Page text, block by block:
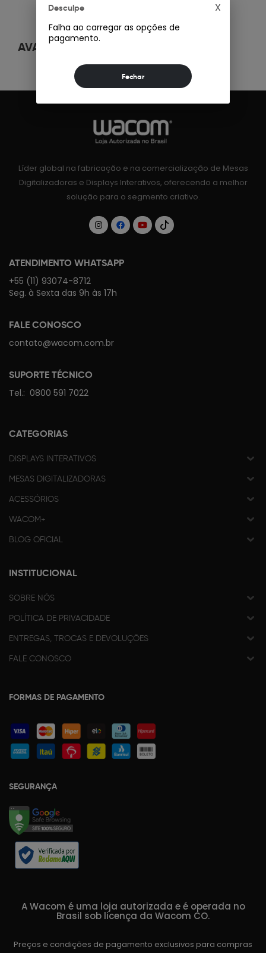
AVALIAÇÕES
Líder global na fabricação e na comercialização de Mesas
Digitalizadoras e Displays Interativos, oferecendo a melhor
solução para o segmento criativo.
ATENDIMENTO WHATSAPP
+55 (11) 93074-8712
Seg. à Sexta das 9h às 17h
FALE CONOSCO
contato@wacom.com.br
SUPORTE TÉCNICO
Tel.: 0800 591 7022
CATEGORIAS
DISPLAYS INTERATIVOS
MESAS DIGITALIZADORAS
ACESSÓRIOS
WACOM+
BLOG OFICIAL
INSTITUCIONAL
SOBRE NÓS
POLÍTICA DE PRIVACIDADE
ENTREGAS, TROCAS E DEVOLUÇÕES
FALE CONOSCO
FORMAS DE PAGAMENTO
SEGURANÇA
A Wacom é uma loja autorizada e é operada no
Brasil sob licença da Wacom CO.
Preços e condições de pagamento exclusivos para compras
Desculpe
Falha ao carregar as opções de
pagamento.
X